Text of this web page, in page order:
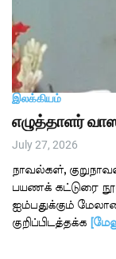
இலக்கியம்
எழுத்தாளர்
July 27, 2026
நாவல்கள்,
பயணக் கட்டுரை
ஐம்பதுக்கும்
குறிப்பிடத்தக்க